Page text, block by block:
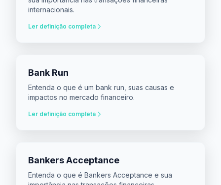
internacionais.
Ler definição completa
Bank Run
Entenda o que é um bank run, suas causas e
impactos no mercado financeiro.
Ler definição completa
Bankers Acceptance
Entenda o que é Bankers Acceptance e sua